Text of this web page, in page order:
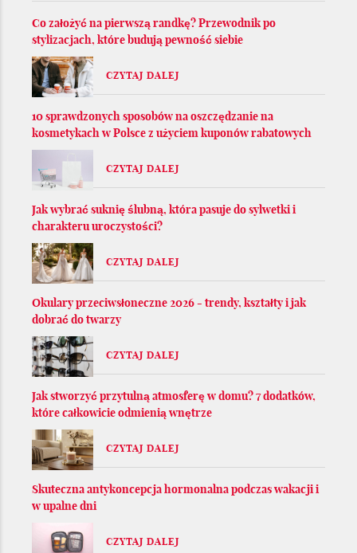
Co założyć na pierwszą randkę? Przewodnik po
stylizacjach, które budują pewność siebie
CZYTAJ DALEJ
10 sprawdzonych sposobów na oszczędzanie na
kosmetykach w Polsce z użyciem kuponów rabatowych
CZYTAJ DALEJ
Jak wybrać suknię ślubną, która pasuje do sylwetki i
charakteru uroczystości?
CZYTAJ DALEJ
Okulary przeciwsłoneczne 2026 - trendy, kształty i jak
dobrać do twarzy
CZYTAJ DALEJ
Jak stworzyć przytulną atmosferę w domu? 7 dodatków,
które całkowicie odmienią wnętrze
CZYTAJ DALEJ
Skuteczna antykoncepcja hormonalna podczas wakacji i
w upalne dni
CZYTAJ DALEJ